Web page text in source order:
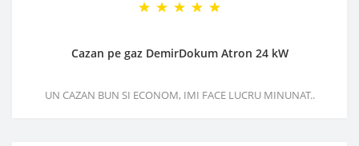
Cazan pe gaz DemirDokum Atron 24 kW
UN CAZAN BUN SI ECONOM, IMI FACE LUCRU MINUNAT..